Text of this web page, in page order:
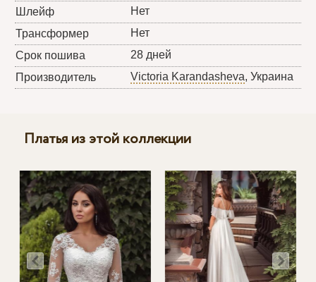
Шлейф
Нет
Трансформер
Нет
Срок пошива
28 дней
Производитель
Victoria Karandasheva, Украина
Платья из этой коллекции